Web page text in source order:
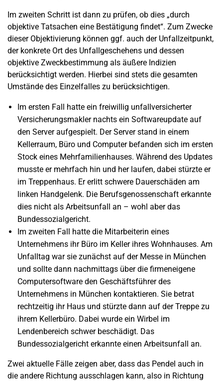
Im zweiten Schritt ist dann zu prüfen, ob dies „durch
objektive Tatsachen eine Bestätigung findet“. Zum Zwecke
dieser Objektivierung können ggf. auch der Unfallzeitpunkt,
der konkrete Ort des Unfallgeschehens und dessen
objektive Zweckbestimmung als äußere Indizien
berücksichtigt werden. Hierbei sind stets die gesamten
Umstände des Einzelfalles zu berücksichtigen.
Im ersten Fall hatte ein freiwillig unfallversicherter
Versicherungsmakler nachts ein Softwareupdate auf
den Server aufgespielt. Der Server stand in einem
Kellerraum, Büro und Computer befanden sich im ersten
Stock eines Mehrfamilienhauses. Während des Updates
musste er mehrfach hin und her laufen, dabei stürzte er
im Treppenhaus. Er erlitt schwere Dauerschäden am
linken Handgelenk. Die Berufsgenossenschaft erkannte
dies nicht als Arbeitsunfall an – wohl aber das
Bundessozialgericht.
Im zweiten Fall hatte die Mitarbeiterin eines
Unternehmens ihr Büro im Keller ihres Wohnhauses. Am
Unfalltag war sie zunächst auf der Messe in München
und sollte dann nachmittags über die firmeneigene
Computersoftware den Geschäftsführer des
Unternehmens in München kontaktieren. Sie betrat
rechtzeitig ihr Haus und stürzte dann auf der Treppe zu
ihrem Kellerbüro. Dabei wurde ein Wirbel im
Lendenbereich schwer beschädigt. Das
Bundessozialgericht erkannte einen Arbeitsunfall an.
Zwei aktuelle Fälle zeigen aber, dass das Pendel auch in
die andere Richtung ausschlagen kann, also in Richtung